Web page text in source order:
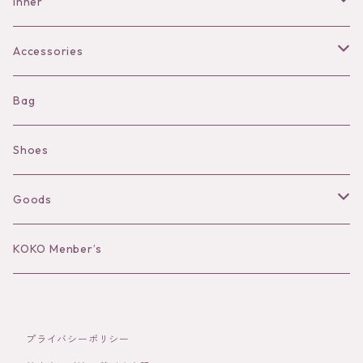
Bra
Shorts
Camisole
Long sleeve
Accessories
Necklace
Pierce/Earring
Ear Cuff
Bracelet／Bangle
Brooch
Bag
Shoes
Goods
Hat
Socks
KOKO Menber’s
プライバシーポリシー